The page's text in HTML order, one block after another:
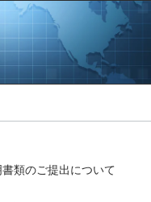
書類のご提出について